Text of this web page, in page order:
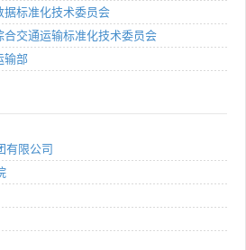
据标准化技术委员会
合交通运输标准化技术委员会
输部
有限公司